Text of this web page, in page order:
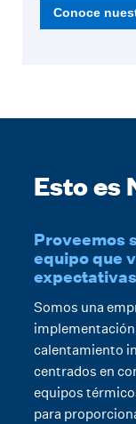
Conoce
Esto es
Proveemos
equipo que
expectativas
Somos una
calentamiento
centrados en
equipos
para